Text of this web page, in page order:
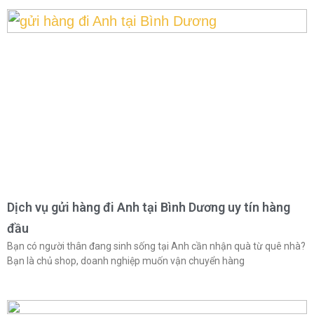
Dịch vụ gửi hàng đi Anh tại Bình Dương uy tín hàng
đầu
Bạn có người thân đang sinh sống tại Anh cần nhận quà từ quê nhà?
Bạn là chủ shop, doanh nghiệp muốn vận chuyển hàng